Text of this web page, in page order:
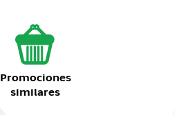
Promociones
similares